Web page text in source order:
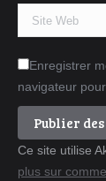
Site Web
Enregistrer
navigateur
Publier
Ce site utilise
plus sur